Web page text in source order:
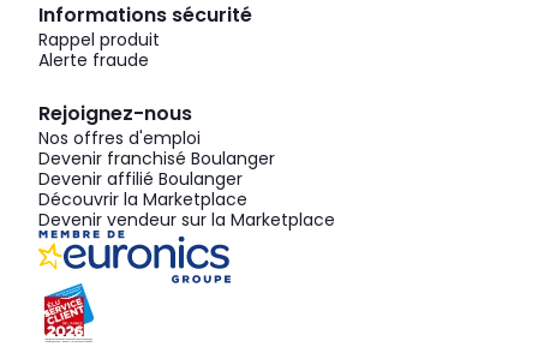
Informations sécurité
Rappel produit
Alerte fraude
Rejoignez-nous
Nos offres d'emploi
Devenir franchisé Boulanger
Devenir affilié Boulanger
Découvrir la Marketplace
Devenir vendeur sur la Marketplace